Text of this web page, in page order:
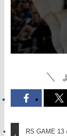
RS GAME 13